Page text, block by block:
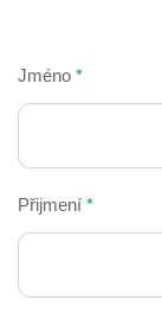
Jméno *
Přijmení *